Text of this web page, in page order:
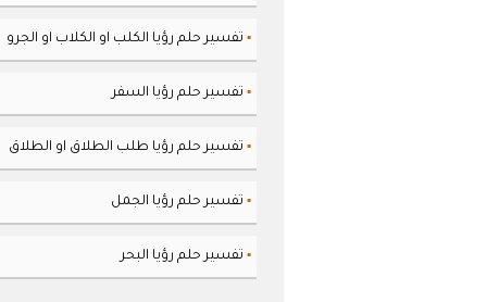
▪ تفسير حلم رؤيا الكلب او الكلاب او الجرو
▪ تفسير حلم رؤيا السفر
▪ تفسير حلم رؤيا طلب الطلاق او الطلاق
▪ تفسير حلم رؤيا الجمل
▪ تفسير حلم رؤيا البحر